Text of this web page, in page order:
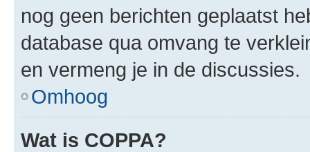
nog geen berichten geplaatst
database qua omvang te
en vermeng je in de discussies.
Omhoog
Wat is COPPA?